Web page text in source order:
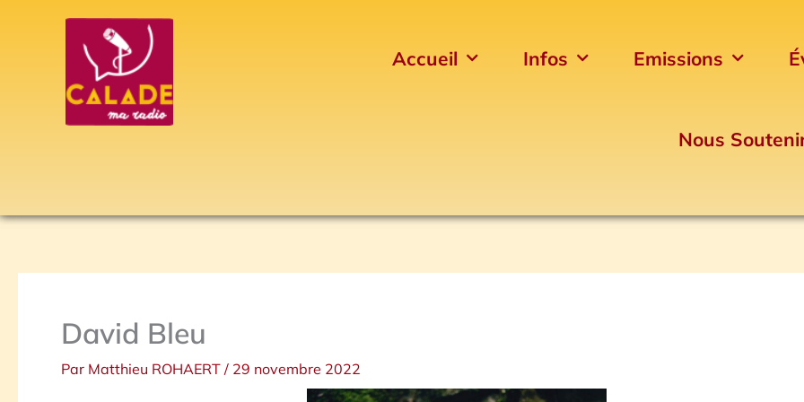
Accueil Infos Emissions
Nous
David Bleu
Par Matthieu ROHAERT / 29 novembre 2022